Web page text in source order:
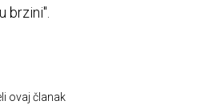
brzini".
ovaj članak